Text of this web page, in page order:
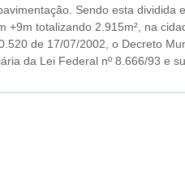
Sendo esta dividida
totalizando 2.915m², na
de 17/07/2002, o Decreto
da Lei Federal nº 8.666/93 e